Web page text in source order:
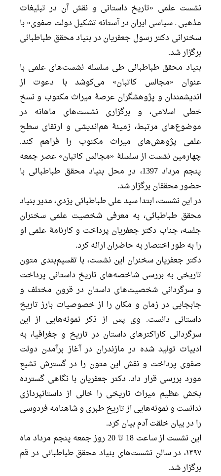
نشست علمی «تاریخ داستانی و نقش آن در تبلیغات
مذهبی ـ سیاسی ایران در آستانه تشکیل دولت صفوی» با
سخنرانی دکتر رسول جعفریان در بنیاد محقق طباطبائی
برگزار شد.
بنیاد محقق طباطبائی طی سلسله نشست‌های علمی با
عنوان «مجالس کاتبان» می‌کوشد با دعوت از
اندیشمندان و پژوهشگران عرصۀ میراث مکتوب و نسخ
خطی اسلامی، و برگزاری نشست‌های ماهانه در
موضوع‌های مرتبط، زمینۀ هم‌اندیشی و ارتقای سطح
علمی پژوهش‌های میراث مکتوب را فراهم کند.
چهارمین نشست از سلسلۀ «مجالس کاتبان» عصر جمعه
پنجم مرداد 1397، در محل بنیاد محقق طباطبائی با
حضور محققان برگزار شد.
در این نشست، ابتدا سید علی طباطبائی یزدی، مدیر بنیاد
محقق طباطبائی، به معرفی شخصیت علمی سخنران
جلسه، جناب دکتر جعفریان پرداخت و کارنامۀ علمی او
را به طور اختصار به حاضران ارائه کرد.
دکتر جعفریان سخنران این نشست، با تقسیم‌بندی متون
تاریخی به بررسی شاخصه‌های تاریخ داستانی پرداخت
و سرگردانی شخصیت‌های داستان در قرون مختلف و
جابجایی در زمان و مکان را از خصوصیات بارز تاریخ
داستانی دانست. وی پس از ذکر نمونه‌هایی از این
سرگردانی کاراکترهای داستان در تاریخ و جغرافیا، به
ادبیات تولید شده در مازندران در آغاز برآمدن دولت
صفوی پرداخت و نقش این متون را در گسترش تشیع
مورد بررسی قرار داد. دکتر جعفریان با نگاهی گسترده
بخش عظیم میراث تاریخی را خالی از داستانپردازی
ندانست و نمونه‌هایی از تاریخ طبری و شاهنامه فردوسی
را در بیان خلقت آدم بیان کرد.
این نشست از ساعت 18 تا 20 روز جمعه پنجم مرداد ماه
۱۳۹۷، در سالن نشست‌های بنیاد محقق طباطبائی در قم
برگزار شد.